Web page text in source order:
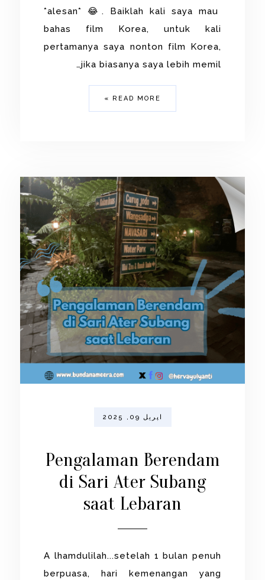
*alesan* 😂. Baiklah kali saya mau
bahas film Korea, untuk kali
pertamanya saya nonton film Korea,
jika biasanya saya lebih memil…
READ MORE »
اپریل 09, 2025
Pengalaman Berendam
di Sari Ater Subang
saat Lebaran
A lhamdulilah...setelah 1 bulan penuh
berpuasa, hari kemenangan yang